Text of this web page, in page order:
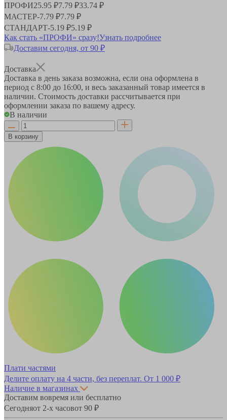
ПРОФИ25.95 ₽7.79 ₽33.74 ₽
МАСТЕР-7.79 ₽7.79 ₽
СТАНДАРТ-5.19 ₽5.19 ₽
Как стать «ПРОФИ» сразу!Узнать подробнее
Доставим сегодня, от 90 ₽
Доставка
Доставка в день заказа возможна, если она оформлена в
период с 8:00 до 16:00, и весь заказанный товар имеется в
наличии. Стоимость доставки рассчитывается при
оформлении заказа по вашему адресу.
В наличии
В корзину
Плати частями
Делите оплату на 4 части, без переплат. От 1 000 ₽
Наличие в магазинах
Доставим вовремя или бесплатно
Сегодняот 2-х часовот 90 ₽